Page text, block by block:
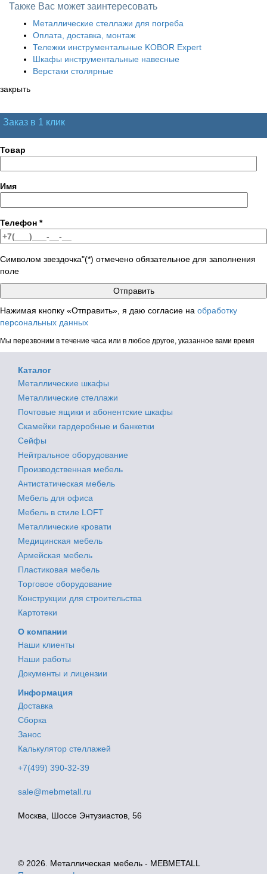
Также Вас может заинтересовать
Металлические стеллажи для погреба
Оплата, доставка, монтаж
Тележки инструментальные KOBOR Expert
Шкафы инструментальные навесные
Верстаки столярные
закрыть
Заказ в 1 клик
Товар
Имя
Телефон *
Символом звездочка"(*) отмечено обязательное для заполнения
поле
Нажимая кнопку «Отправить», я даю согласие на обработку
персональных данных
Мы перезвоним в течение часа или в любое другое, указанное вами время
Каталог
Металлические шкафы
Металлические стеллажи
Почтовые ящики и абонентские шкафы
Скамейки гардеробные и банкетки
Сейфы
Нейтральное оборудование
Производственная мебель
Антистатическая мебель
Мебель для офиса
Мебель в стиле LOFT
Металлические кровати
Медицинская мебель
Армейская мебель
Пластиковая мебель
Торговое оборудование
Конструкции для строительства
Картотеки
О компании
Наши клиенты
Наши работы
Документы и лицензии
Информация
Доставка
Сборка
Занос
Калькулятор стеллажей
+7(499) 390-32-39
sale@mebmetall.ru
Москва, Шоссе Энтузиастов, 56
© 2026. Металлическая мебель - MEBMETALL